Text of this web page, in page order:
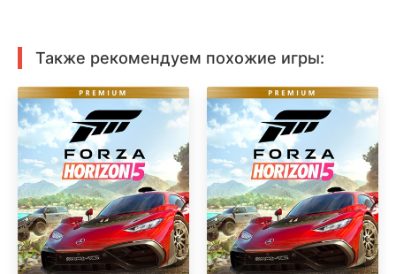
Также рекомендуем похожие игры: